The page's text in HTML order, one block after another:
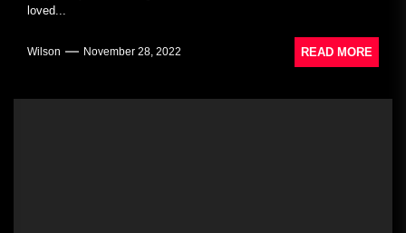
loved...
Wilson November 28, 2022 READ MORE